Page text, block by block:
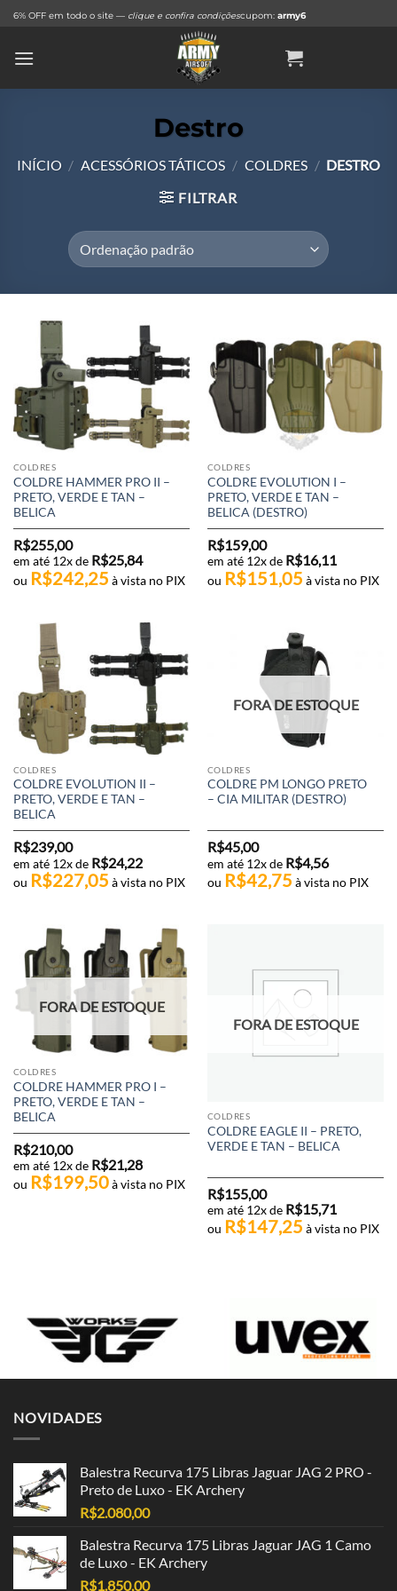
Skip
content
6% OFF em todo o site — clique e confira condiçõescupom: army6
Destro
INÍCIO / ACESSÓRIOS TÁTICOS / COLDRES / DESTRO
FILTRAR
COLDRES
COLDRE HAMMER PRO II –
PRETO, VERDE E TAN –
BELICA
R$255,00
em até 12x de R$25,84
ou R$242,25 à vista no PIX
COLDRES
COLDRE EVOLUTION I –
PRETO, VERDE E TAN –
BELICA (DESTRO)
R$159,00
em até 12x de R$16,11
ou R$151,05 à vista no PIX
COLDRES
COLDRE EVOLUTION II –
PRETO, VERDE E TAN –
BELICA
R$239,00
em até 12x de R$24,22
ou R$227,05 à vista no PIX
FORA DE ESTOQUE
COLDRES
COLDRE PM LONGO PRETO
– CIA MILITAR (DESTRO)
R$45,00
em até 12x de R$4,56
ou R$42,75 à vista no PIX
FORA DE ESTOQUE
COLDRES
COLDRE HAMMER PRO I –
PRETO, VERDE E TAN –
BELICA
R$210,00
em até 12x de R$21,28
ou R$199,50 à vista no PIX
FORA DE ESTOQUE
COLDRES
COLDRE EAGLE II – PRETO,
VERDE E TAN – BELICA
R$155,00
em até 12x de R$15,71
ou R$147,25 à vista no PIX
NOVIDADES
Balestra Recurva 175 Libras Jaguar JAG 2 PRO -
Preto de Luxo - EK Archery
R$2.080,00
Balestra Recurva 175 Libras Jaguar JAG 1 Camo
de Luxo - EK Archery
R$1.850,00